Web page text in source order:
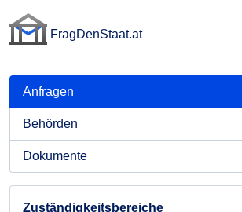
FragDenStaat.at
Anfragen
Behörden
Dokumente
Zuständigkeitsbereiche